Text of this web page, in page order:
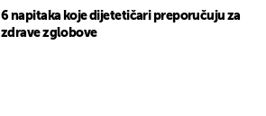
6 napitaka koje dijetetičari preporučuju za
zdrave zglobove